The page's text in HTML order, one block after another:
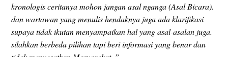
kronologis ceritanya mohon jangan asal nganga (Asal Bicara).
dan wartawan yang menulis hendaknya juga ada klarifikasi
supaya tidak ikutan menyampaikan hal yang asal-asalan juga.
silahkan berbeda pilihan tapi beri informasi yang benar dan